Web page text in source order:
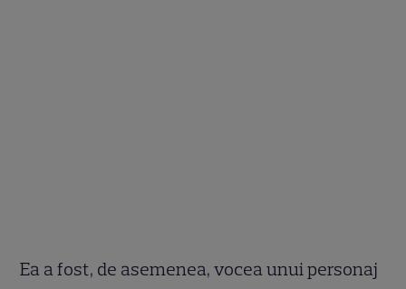
Ea a fost, de asemenea, vocea unui personaj